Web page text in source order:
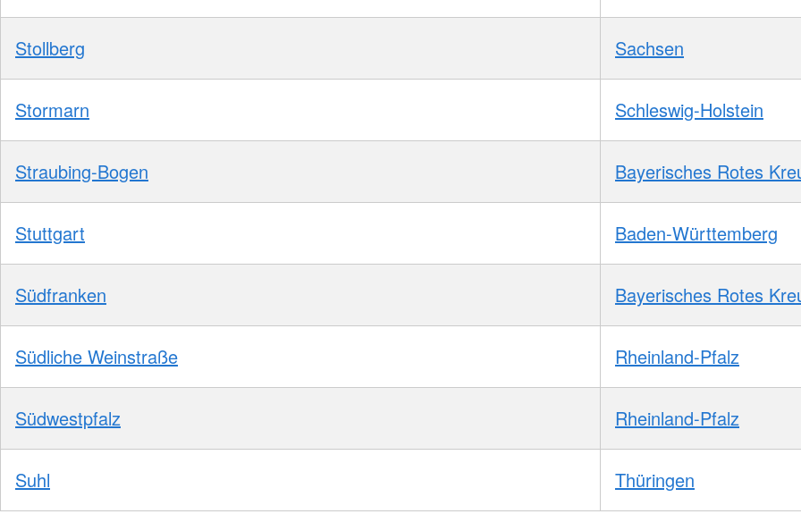
Stollberg Sachsen
Stormarn Schleswig-Holstein
Straubing-Bogen Bayerisches Rotes
Stuttgart Baden-Württemberg
Südfranken Bayerisches Rotes
Südliche Weinstraße Rheinland-Pfalz
Südwestpfalz Rheinland-Pfalz
Suhl Thüringen